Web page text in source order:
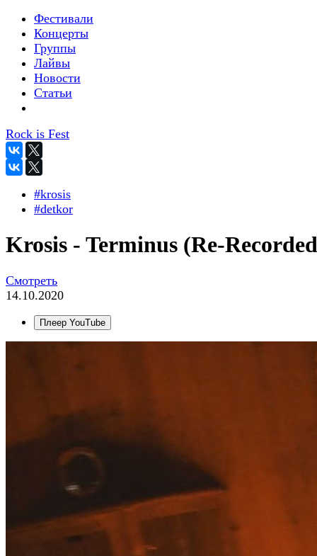
Фестивали
Концерты
Группы
Лайвы
Новости
Статьи
Rock is Fest
#krosis
#detkor
Krosis - Terminus (Re-
Смотреть
14.10.2020
Плеер YouTube